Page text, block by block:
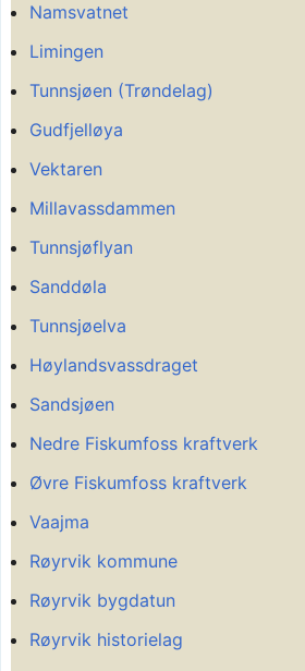
Namsvatnet
Limingen
Tunnsjøen (Trøndelag)
Gudfjelløya
Vektaren
Millavassdammen
Tunnsjøflyan
Sanddøla
Tunnsjøelva
Høylandsvassdraget
Sandsjøen
Nedre Fiskumfoss kraftverk
Øvre Fiskumfoss kraftverk
Vaajma
Røyrvik kommune
Røyrvik bygdatun
Røyrvik historielag